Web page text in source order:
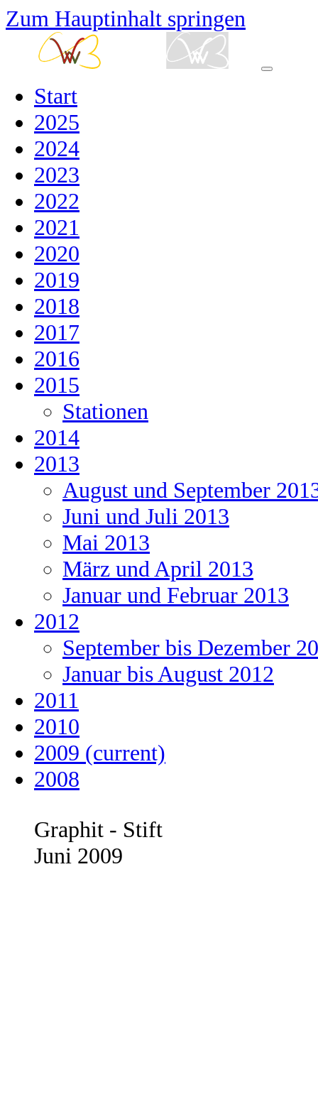
Zum Hauptinhalt springen
Start
2025
2024
2023
2022
2021
2020
2019
2018
2017
2016
2015
Stationen
2014
2013
August und September
Juni und Juli 2013
Mai 2013
März und April 2013
Januar und Februar 2013
2012
September bis Dezember
Januar bis August 2012
2011
2010
2009 (current)
2008
Graphit - Stift
Juni 2009